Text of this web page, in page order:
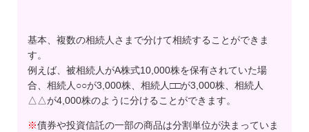
基本、複数の相続人さまで分けて相続することができま
す。
例えば、被相続人がA株式10,000株を保有されていた場
合、相続人○○が3,000株、相続人□□が3,000株、相続人
△△が4,000株のように分けることができます。
※債券や投資信託の一部の商品は分割単位が決まっていま